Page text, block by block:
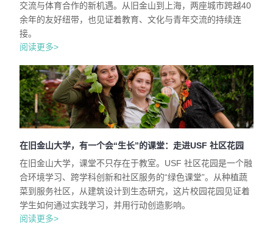
交流与体育合作的新机遇。从旧金山到上海，两座城市跨越40
余年的友好纽带，也见证着教育、文化与青年交流的持续连
接。
阅读更多>
在旧金山大学，有一个会“生长”的课堂：走进USF 社区花园
在旧金山大学，课堂不只存在于教室。USF 社区花园是一个融
合环境学习、跨学科创新和社区服务的“绿色课堂”。从种植蔬
菜到服务社区，从建筑设计到生态研究，这片校园花园见证着
学生如何通过实践学习，并用行动创造影响。
阅读更多>